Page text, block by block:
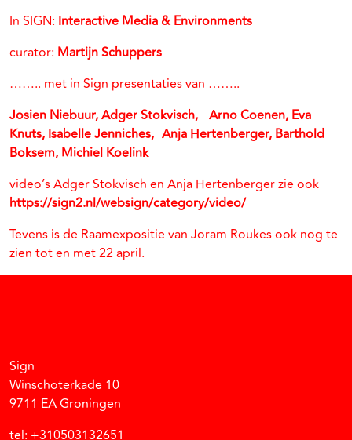
In SIGN: Interactive Media & Environments
curator: Martijn Schuppers
…….. met in Sign presentaties van ……..
Josien Niebuur, Adger Stokvisch, Arno Coenen, Eva
Knuts, Isabelle Jenniches, Anja Hertenberger, Barthold
Boksem, Michiel Koelink
video’s Adger Stokvisch en Anja Hertenberger zie ook
https://sign2.nl/websign/category/video/
Tevens is de Raamexpositie van Joram Roukes ook nog te
zien tot en met 22 april.
Sign
Winschoterkade 10
9711 EA Groningen
tel: +310503132651